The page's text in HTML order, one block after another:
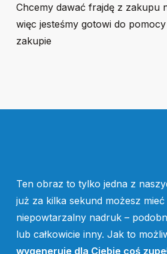
Chcemy dawać frajdę z zakupu
więc jesteśmy gotowi do
zakupie
Ten obraz to tylko jedna z
już za kilka sekund możesz mieć
niepowtarzalny nadruk –
lub całkowicie inny. Jak to
wygeneruje dla Ciebie coś